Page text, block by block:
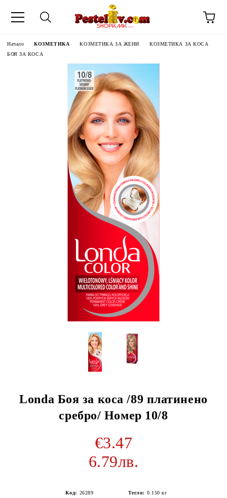
Начало КОЗМЕТИКА КОЗМЕТИКА ЗА ЖЕНИ
КОЗМЕТИКА ЗА КОСА
БОЯ ЗА КОСА
Londa Боя за коса /89 платинено
сребро/ Номер 10/8
€3.47
6.79лв.
Код: 26289 Тегло: 0.150 кг